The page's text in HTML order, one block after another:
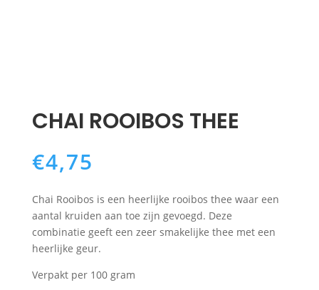
CHAI ROOIBOS THEE
€4,75
Chai Rooibos is een heerlijke rooibos thee waar een
aantal kruiden aan toe zijn gevoegd. Deze
combinatie geeft een zeer smakelijke thee met een
heerlijke geur.
Verpakt per 100 gram